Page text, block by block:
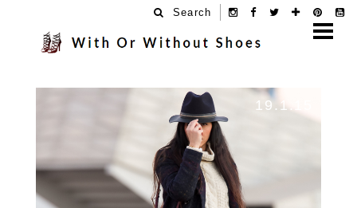
Search
19.1.15